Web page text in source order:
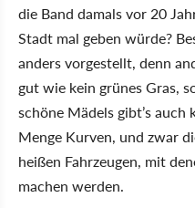
die Band damals vor 20
Stadt mal geben würde?
anders vorgestellt, denn
gut wie kein grünes Gras,
schöne Mädels gibt’s
Menge Kurven, und zwar
heißen Fahrzeugen, mit
machen werden.